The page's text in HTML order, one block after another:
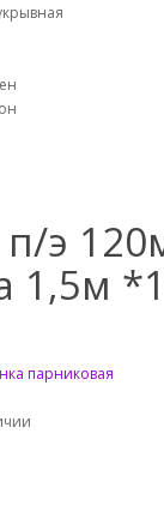
э
1,5м
парниковая